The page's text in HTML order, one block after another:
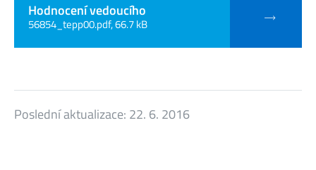
Hodnocení vedoucího
56854_tepp00.pdf, 66.7 kB
Poslední aktualizace: 22. 6. 2016